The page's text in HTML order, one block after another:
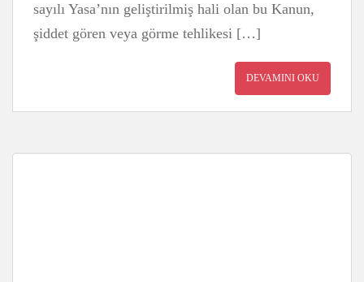
sayılı Yasa’nın geliştirilmiş hali olan bu Kanun,
şiddet gören veya görme tehlikesi […]
DEVAMINI OKU